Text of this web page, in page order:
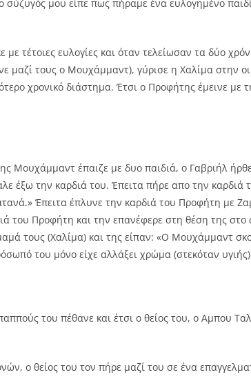
σύζυγός μου είπε πως πήραμε ένα ευλογημένο
τέτοιες ευλογίες και όταν τελείωσαν τα δύο
μαζί τους ο Μουχάμμαντ), γύρισε η Χαλίμα στην
χρονικό διάστημα. Έτσι ο Προφήτης έμεινε με
Μουχάμμαντ έπαιζε με δυο παιδιά, ο Γαβριήλ
έξω την καρδιά του. Έπειτα πήρε απο την καρδιά
Έπειτα έπλυνε την καρδιά του Προφήτη με
του Προφήτη και την επανέφερε στη θέση της στο
τους (Χαλίμα) και της είπαν: «Ο Μουχάμμαντ
του μόνο είχε αλλάξει χρώμα (στεκόταν
του πέθανε και έτσι ο θείος του, ο Αμπου
ο θείος του τον πήρε μαζί του σε ένα